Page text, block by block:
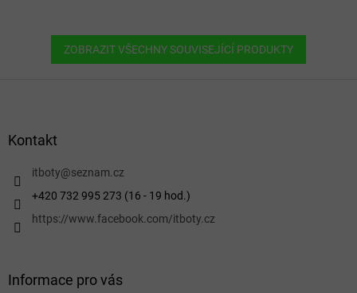
ZOBRAZIT VŠECHNY SOUVISEJÍCÍ PRODUKTY
Kontakt
itboty@seznam.cz
+420 732 995 273 (16 - 19 hod.)
https://www.facebook.com/itboty.cz
Informace pro vás